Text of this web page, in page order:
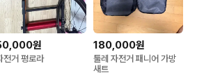
원
전거 평로라
180,000원
툴레 자전거 패니어 가방
새트